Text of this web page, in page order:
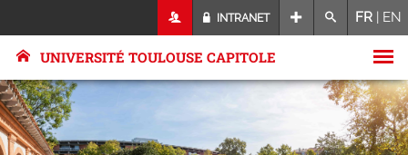
INTRANET FR | EN
UNIVERSITÉ TOULOUSE CAPITOLE